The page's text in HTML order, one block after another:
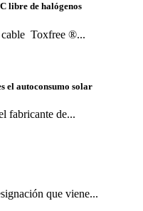
libre de halógenos
cable Toxfree ®...
el autoconsumo solar
fabricante de...
que viene...